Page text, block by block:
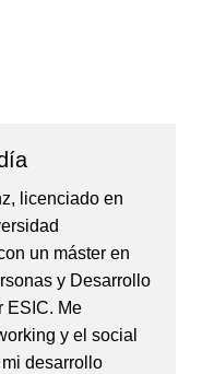
licenciado en
un máster en
y Desarrollo
ESIC. Me
y el social
desarrollo